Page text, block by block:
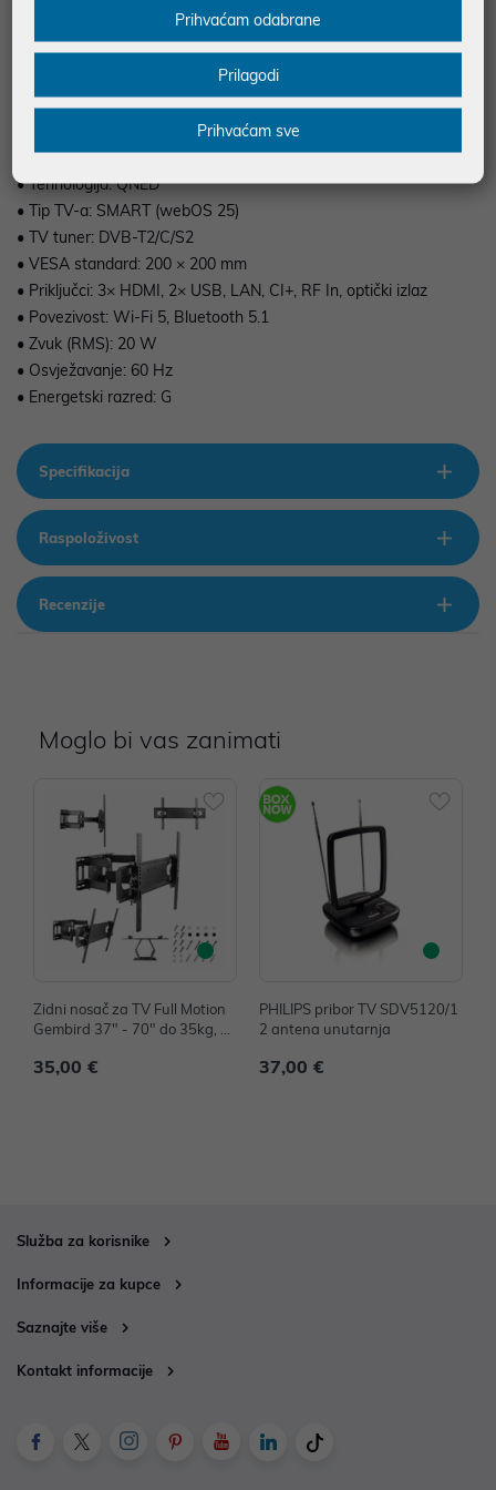
• Veličina zaslona: 43" (108 cm)
• Rezolucija: 4K UHD
• Tehnologija: QNED
• Tip TV-a: SMART (webOS 25)
• TV tuner: DVB-T2/C/S2
• VESA standard: 200 × 200 mm
• Priključci: 3× HDMI, 2× USB, LAN, CI+, RF In, optički izlaz
• Povezivost: Wi-Fi 5, Bluetooth 5.1
• Zvuk (RMS): 20 W
• Osvježavanje: 60 Hz
• Energetski razred: G
Specifikacija
Raspoloživost
Recenzije
Moglo bi vas zanimati
Zidni nosač za TV Full Motion
Gembird 37" - 70" do 35kg, W
35,00 €
PHILIPS pribor TV SDV5120/1
2 antena unutarnja
37,00 €
Služba za korisnike
Informacije za kupce
Saznajte više
Kontakt informacije
Prihvaćam odabrane
Prilagodi
Prihvaćam sve